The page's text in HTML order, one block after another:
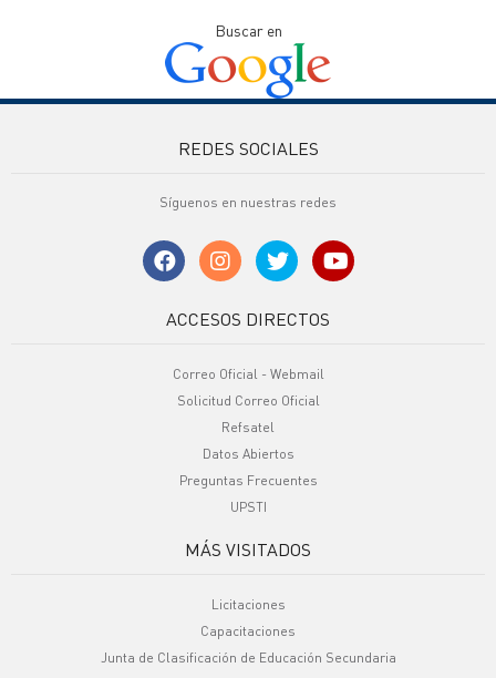
Buscar en
REDES SOCIALES
Síguenos en nuestras redes
ACCESOS DIRECTOS
Correo Oficial - Webmail
Solicitud Correo Oficial
Refsatel
Datos Abiertos
Preguntas Frecuentes
UPSTI
MÁS VISITADOS
Licitaciones
Capacitaciones
Junta de Clasificación de Educación Secundaria